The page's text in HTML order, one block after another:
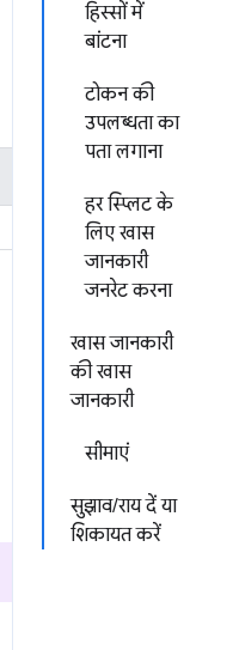
हिस्सों में
बांटना
टोकन की
उपलब्धता का
पता लगाना
हर स्प्लिट के
लिए खास
जानकारी
जनरेट करना
खास जानकारी
की खास
जानकारी
सीमाएं
सुझाव/राय दें या
शिकायत करें